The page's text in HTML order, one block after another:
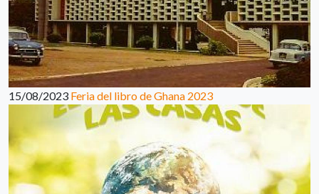
15/08/2023 Feria del libro de Ghana 2023